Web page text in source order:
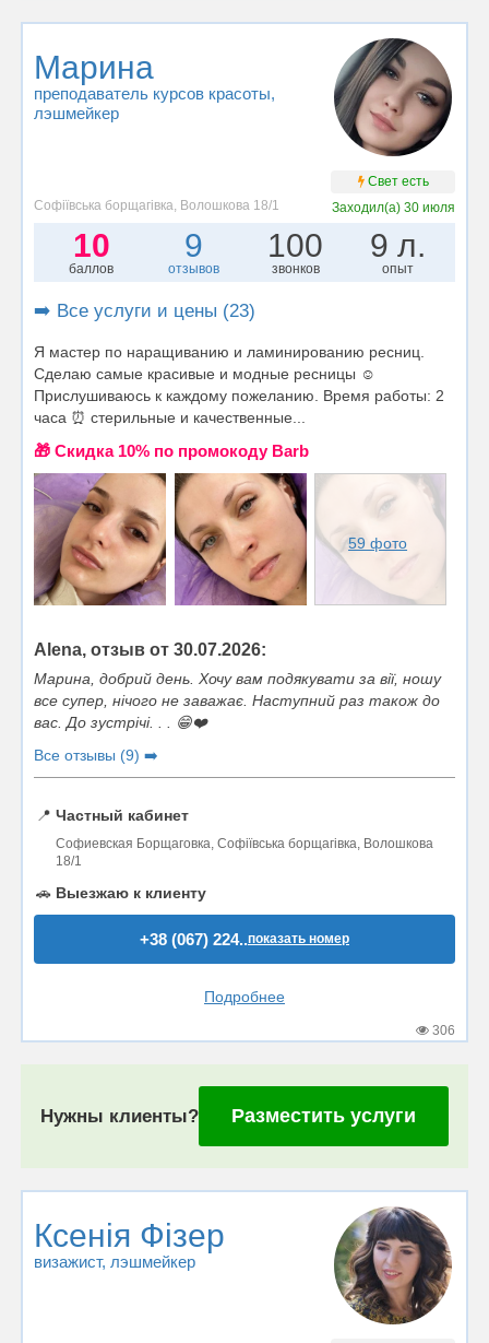
Марина
преподаватель курсов красоты,
лэшмейкер
Свет есть
Софіївська борщагівка, Волошкова 18/1
Заходил(а) 30 июля
10
баллов
9
отзывов
100
звонков
9 л.
опыт
➡️ Все услуги и цены (23)
Я мастер по наращиванию и ламинированию ресниц.
Сделаю самые красивые и модные ресницы ☺️
Прислушиваюсь к каждому пожеланию. Время работы: 2
часа ⏰ стерильные и качественные...
🎁 Cкидка 10% по промокоду Barb
59 фото
Alena, отзыв от 30.07.2026:
Марина, добрий день. Хочу вам подякувати за вії, ношу
все супер, нічого не заважає. Наступний раз також до
вас. До зустрічі. . . 😁❤️
Все отзывы (9) ➡️
📍 Частный кабинет
Софиевская Борщаговка, Софіївська борщагівка, Волошкова
18/1
🚗 Выезжаю к клиенту
+38 (067) 224..показать номер
Подробнее
306
Нужны клиенты? Разместить услуги
Ксенія Фізер
визажист, лэшмейкер